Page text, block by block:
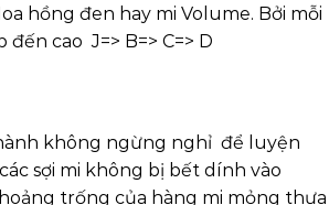
hồng đen hay mi Volume. Bởi mỗi
cao J=> B=> C=> D
không ngừng nghỉ để luyện
sợi mi không bị bết dính vào
trống của hàng mi mỏng thưa